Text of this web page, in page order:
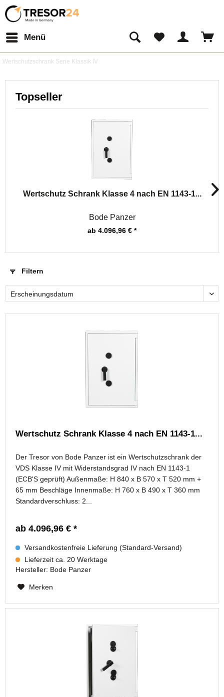
Menü
Wertschutzschrank Serie Klassik IV
Topseller
Wertschutz Schrank Klasse 4 nach EN 1143-1...
Bode Panzer
ab 4.096,96 € *
Filtern
Wertschutz Schrank Klasse 4 nach EN 1143-1...
Der Tresor von Bode Panzer ist ein Wertschutzschrank der
VDS Klasse IV mit Widerstandsgrad IV nach EN 1143-1
(ECB'S geprüft) Außenmaße: H 840 x B 570 x T 520 mm +
65 mm Beschläge Innenmaße: H 760 x B 490 x T 360 mm
Standardverschluss: 2...
ab 4.096,96 € *
Versandkostenfreie Lieferung (Standard-Versand)
Lieferzeit ca. 20 Werktage
Hersteller: Bode Panzer
Merken